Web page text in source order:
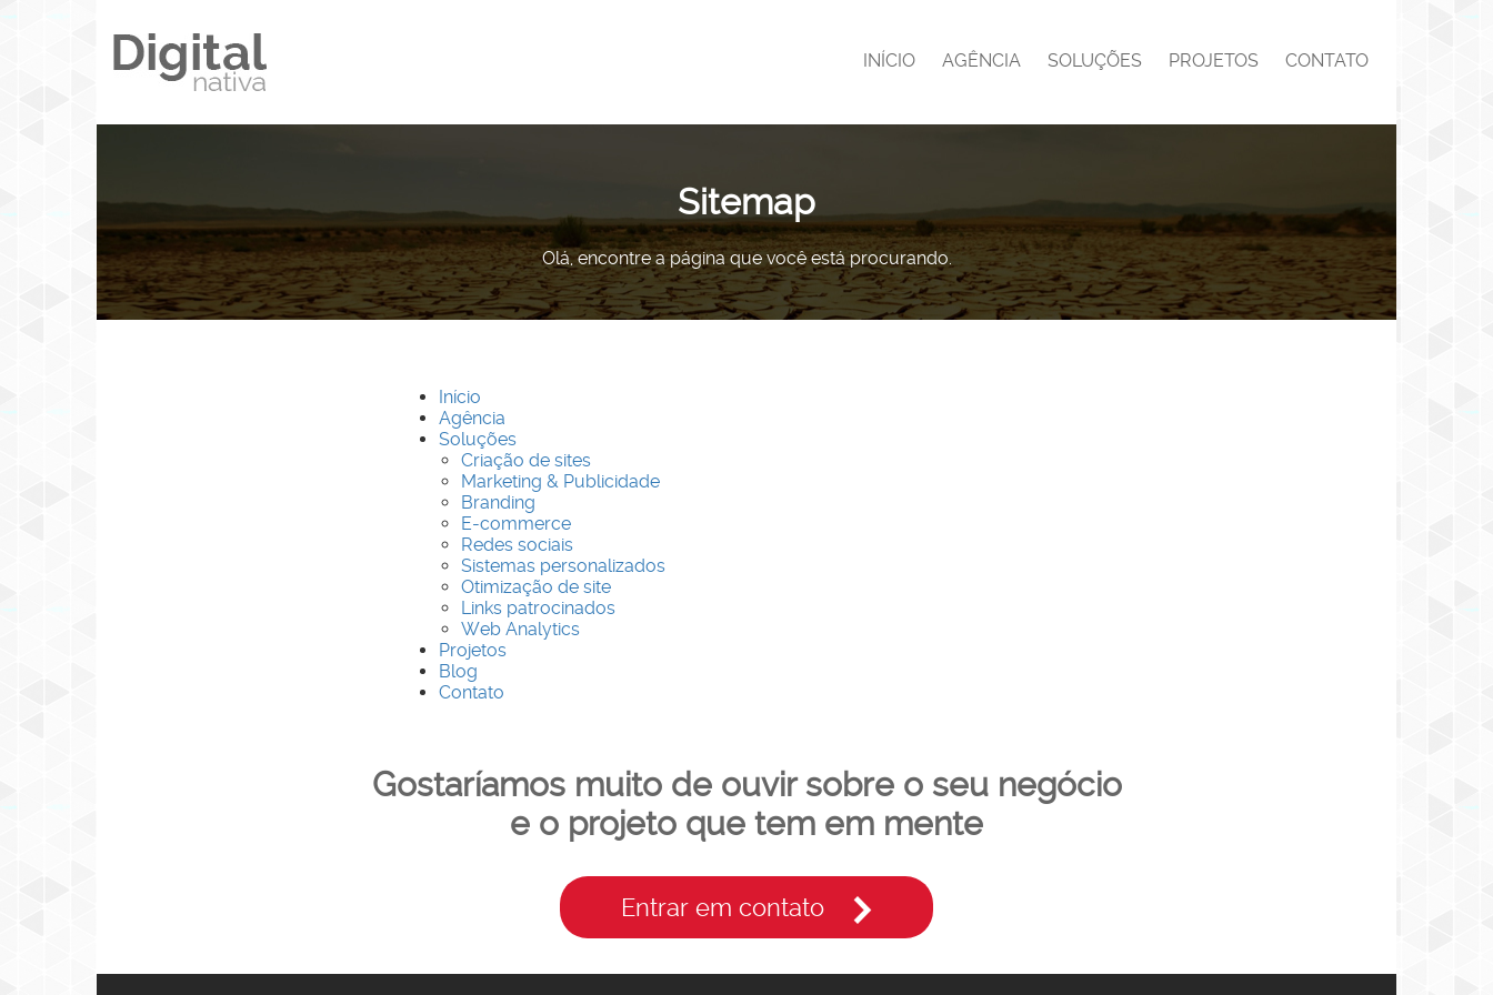
INÍCIO AGÊNCIA SOLUÇÕES PROJETOS CONTATO
Sitemap
Olá, encontre a página que você está procurando.
Início
Agência
Soluções
Criação de sites
Marketing & Publicidade
Branding
E-commerce
Redes sociais
Sistemas personalizados
Otimização de site
Links patrocinados
Web Analytics
Projetos
Blog
Contato
Gostaríamos muito de ouvir sobre o seu negócio
e o projeto que tem em mente
Entrar em contato